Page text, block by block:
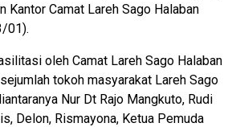
Kantor Camat Lareh Sago Halaban
01).
oleh Camat Lareh Sago Halaban
tokoh masyarakat Lareh Sago
Nur Dt Rajo Mangkuto, Rudi
Delon, Rismayona, Ketua Pemuda